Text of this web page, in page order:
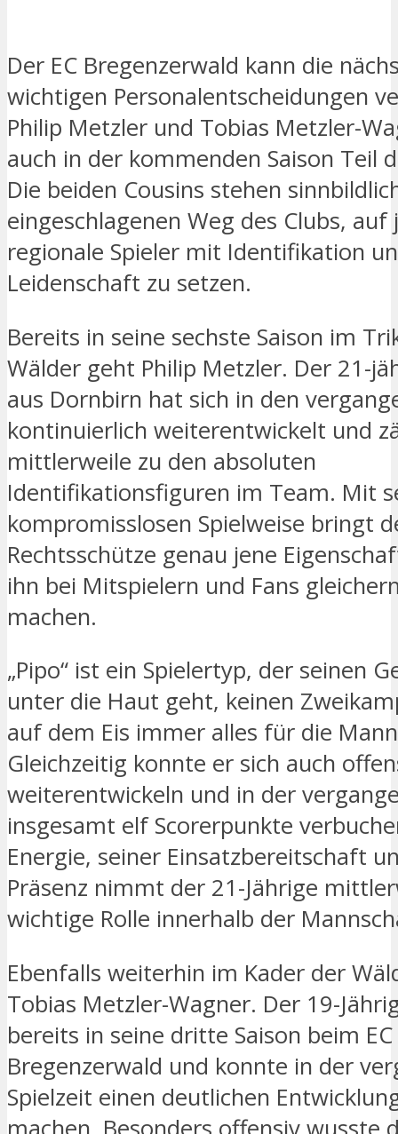
Der EC Bregenzerwald kann die
wichtigen Personalentscheidungen
Philip Metzler und Tobias Metzler-
auch in der kommenden Saison Teil
Die beiden Cousins stehen
eingeschlagenen Weg des Clubs, auf
regionale Spieler mit Identifikation
Leidenschaft zu setzen.
Bereits in seine sechste Saison im
Wälder geht Philip Metzler. Der 21-
aus Dornbirn hat sich in den
kontinuierlich weiterentwickelt und
mittlerweile zu den absoluten
Identifikationsfiguren im Team. Mit
kompromisslosen Spielweise bringt
Rechtsschütze genau jene
ihn bei Mitspielern und Fans
machen.
„Pipo“ ist ein Spielertyp, der seinen
unter die Haut geht, keinen
auf dem Eis immer alles für die
Gleichzeitig konnte er sich auch
weiterentwickeln und in der
insgesamt elf Scorerpunkte
Energie, seiner Einsatzbereitschaft
Präsenz nimmt der 21-Jährige
wichtige Rolle innerhalb der
Ebenfalls weiterhin im Kader der
Tobias Metzler-Wagner. Der 19-
bereits in seine dritte Saison beim EC
Bregenzerwald und konnte in der
Spielzeit einen deutlichen